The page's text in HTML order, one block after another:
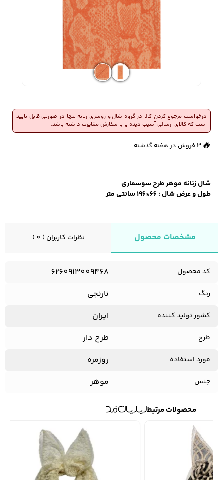
شلوارک مردانه ژاکت و پلیور مردانه
سویشرت و هودی
شال زنانه موهر طرح سوسماري
طول و عرض شال : 66*196 سانتی متر
درخواست مرجوع کردن کالا در گروه شال و روسری زنانه تنها در صورتی قابل تایید
است که کالای ارسالی آسیب دیده یا با سفارش مغایرت داشته باشد.👀
🔥 3 فروش در هفته گذشته
مشخصات محصول نظرات کاربران ( 0 )
کد محصول 6260913009468
رنگ نارنجی
کشور تولید کننده ایران
طرح طرح دار
مورد استفاده روزمره
جنس موهر
محصولات مرتبط